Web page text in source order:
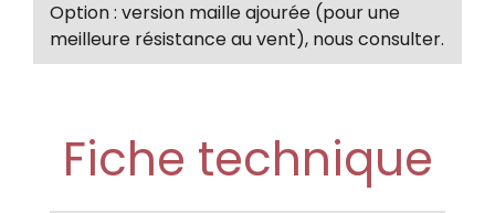
Option : version maille ajourée (pour une
meilleure résistance au vent), nous consulter.
Fiche technique